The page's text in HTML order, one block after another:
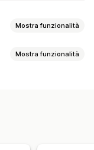
Mostra funzionalità
Mostra funzionalità